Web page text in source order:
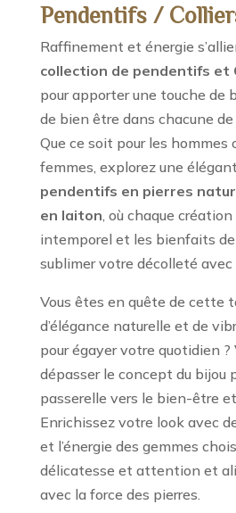
Pendentifs /
Raffinement et énergie
collection de pendentifs et
pour apporter une touche de
de bien être dans chacune de
Que ce soit pour les hommes
femmes, explorez une
pendentifs en pierres
en laiton , où chaque
intemporel et les bienfaits
sublimer votre décolleté
Vous êtes en quête de cette
d’élégance naturelle et de
pour égayer votre quotidien ?
dépasser le concept du bijou
passerelle vers le bien-être
Enrichissez votre look avec
et l’énergie des gemmes
délicatesse et attention et
avec la force des pierres.